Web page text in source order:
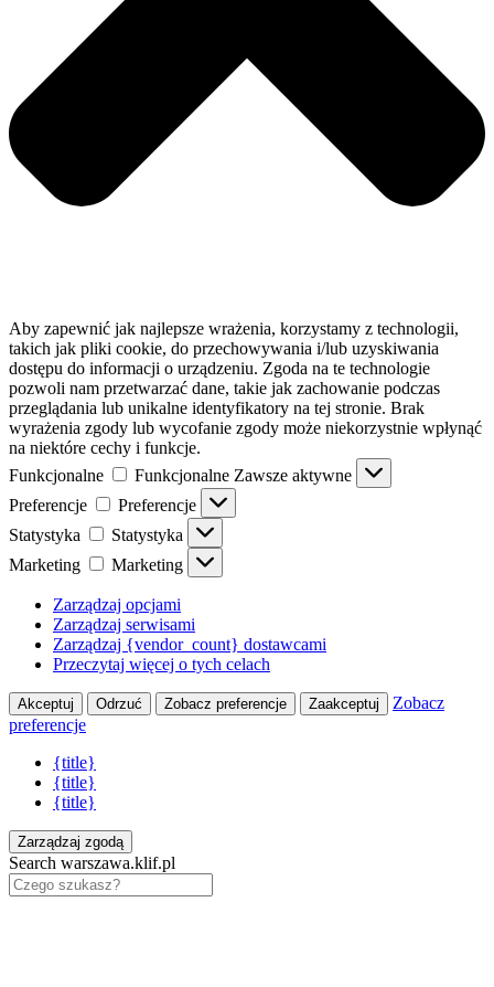
Aby zapewnić jak najlepsze wrażenia, korzystamy z technologii,
takich jak pliki cookie, do przechowywania i/lub uzyskiwania
dostępu do informacji o urządzeniu. Zgoda na te technologie
pozwoli nam przetwarzać dane, takie jak zachowanie podczas
przeglądania lub unikalne identyfikatory na tej stronie. Brak
wyrażenia zgody lub wycofanie zgody może niekorzystnie wpłynąć
na niektóre cechy i funkcje.
Funkcjonalne
Funkcjonalne Zawsze aktywne
Preferencje
Preferencje
Statystyka
Statystyka
Marketing
Marketing
Zarządzaj opcjami
Zarządzaj serwisami
Zarządzaj {vendor_count} dostawcami
Przeczytaj więcej o tych celach
Akceptuj Odrzuć Zobacz preferencje Zaakceptuj
Zobacz
preferencje
{title}
{title}
{title}
Zarządzaj zgodą
Search warszawa.klif.pl